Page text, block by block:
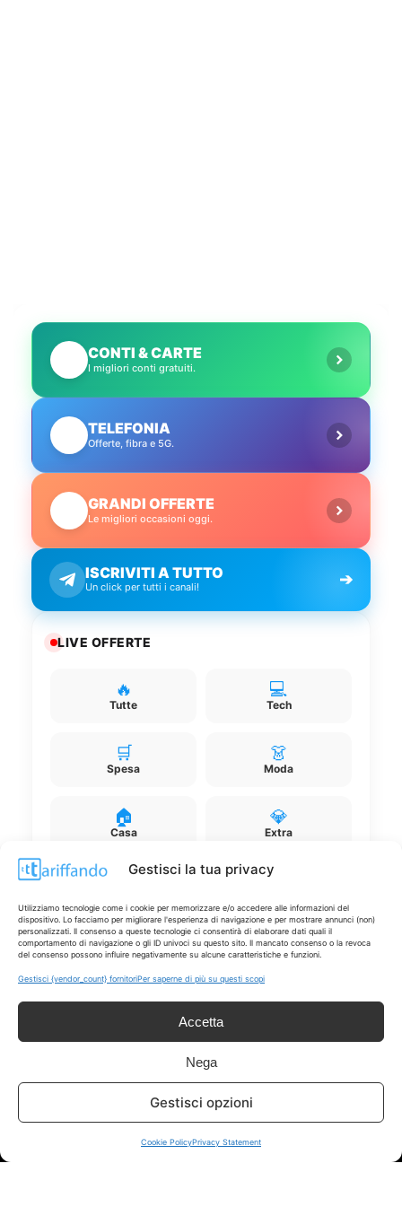
Gestisci la tua privacy
Utilizziamo tecnologie come i cookie per memorizzare e/o accedere alle informazioni del
dispositivo. Lo facciamo per migliorare l'esperienza di navigazione e per mostrare annunci (non)
personalizzati. Il consenso a queste tecnologie ci consentirà di elaborare dati quali il
comportamento di navigazione o gli ID univoci su questo sito. Il mancato consenso o la revoca
del consenso possono influire negativamente su alcune caratteristiche e funzioni.
Gestisci {vendor_count} fornitoriPer saperne di più su questi scopi
Accetta
Nega
Gestisci opzioni
Cookie PolicyPrivacy Statement
CONTI & CARTE
I migliori conti gratuiti.
TELEFONIA
Offerte, fibra e 5G.
GRANDI OFFERTE
Le migliori occasioni oggi.
ISCRIVITI A TUTTO
Un click per tutti i canali! ➔
LIVE OFFERTE
🔥
Tutte
💻
Tech
🛒
Spesa
👗
Moda
🏠
Casa
💎
Extra
Disclaimer
segnalate possono subire variazioni: verifica sempre le condizioni
In qualità di Affiliato Amazon ed eBay, Tariffando riceve un